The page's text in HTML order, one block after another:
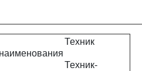
Техник
Техник-